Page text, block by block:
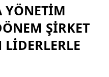
YÖNETIM
ŞIRKET